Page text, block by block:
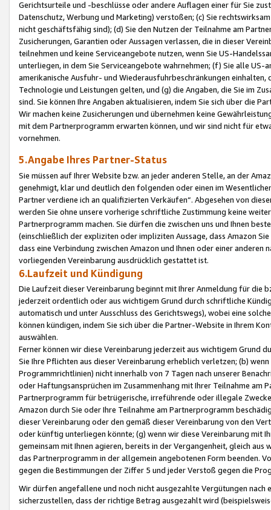
Gerichtsurteile und -beschlüsse oder andere Auflagen einer für Sie
Datenschutz, Werbung und Marketing) verstoßen; (c) Sie
nicht geschäftsfähig sind); (d) Sie den Nutzen der Teilnahme am
Zusicherungen, Garantien oder Aussagen verlassen, die in dieser
teilnehmen und keine Serviceangebote nutzen, wenn Sie US-
unterliegen, in dem Sie Serviceangebote wahrnehmen; (f) Sie alle
amerikanische Ausfuhr- und Wiederausfuhrbeschränkungen
Technologie und Leistungen gelten, und (g) die Angaben, die Sie im
sind. Sie können Ihre Angaben aktualisieren, indem Sie sich über die
Wir machen keine Zusicherungen und übernehmen keine
mit dem Partnerprogramm erwarten können, und wir sind nicht für
vornehmen.
5.Angabe Ihres Partner-Status
Sie müssen auf Ihrer Website bzw. an jeder anderen Stelle, an der
genehmigt, klar und deutlich den folgenden oder einen im
Partner verdiene ich an qualifizierten Verkäufen“. Abgesehen von
werden Sie ohne unsere vorherige schriftliche Zustimmung keine
Partnerprogramm machen. Sie dürfen die zwischen uns und Ihnen
(einschließlich der expliziten oder impliziten Aussage, dass Amazon
dass eine Verbindung zwischen Amazon und Ihnen oder einer
vorliegenden Vereinbarung ausdrücklich gestattet ist.
6.Laufzeit und Kündigung
Die Laufzeit dieser Vereinbarung beginnt mit Ihrer Anmeldung für die
jederzeit ordentlich oder aus wichtigem Grund durch schriftliche
automatisch und unter Ausschluss des Gerichtswegs), wobei eine
können kündigen, indem Sie sich über die Partner-Website in Ihrem
auswählen.
Ferner können wir diese Vereinbarung jederzeit aus wichtigem Grund
Sie Ihre Pflichten aus dieser Vereinbarung erheblich verletzen; (b)
Programmrichtlinien) nicht innerhalb von 7 Tagen nach unserer
oder Haftungsansprüchen im Zusammenhang mit Ihrer Teilnahme am
Partnerprogramm für betrügerische, irreführende oder illegale
Amazon durch Sie oder Ihre Teilnahme am Partnerprogramm
dieser Vereinbarung oder den gemäß dieser Vereinbarung von den
oder künftig unterliegen könnte; (g) wenn wir diese Vereinbarung mit
gemeinsam mit Ihnen agieren, bereits in der Vergangenheit, gleich
das Partnerprogramm in der allgemein angebotenen Form beenden.
gegen die Bestimmungen der Ziffer 5 und jeder Verstoß gegen die
Wir dürfen angefallene und noch nicht ausgezahlte Vergütungen
sicherzustellen, dass der richtige Betrag ausgezahlt wird